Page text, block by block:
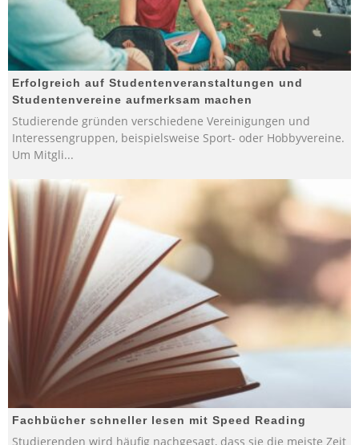
Erfolgreich auf Studentenveranstaltungen und
Studentenvereine aufmerksam machen
Studierende gründen verschiedene Vereinigungen und
Interessengruppen, beispielsweise Sport- oder Hobbyvereine.
Um Mitgli...
Fachbücher schneller lesen mit Speed Reading
Studierenden wird häufig nachgesagt, dass sie die meiste Zeit